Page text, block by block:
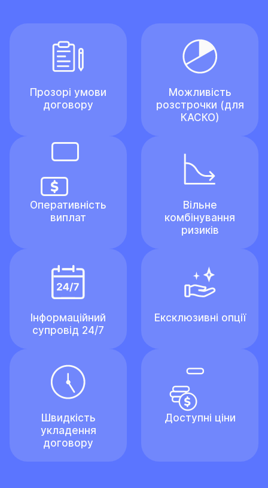
Прозорі умови
договору
Можливість
розстрочки (для
КАСКО)
Оперативність
виплат
Вільне
комбінування
ризиків
Інформаційний
супровід 24/7
Ексклюзивні опції
Швидкість
укладення
договору
Доступні ціни